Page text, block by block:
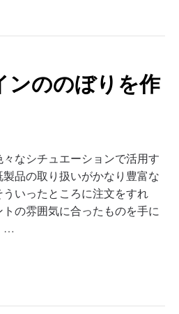
ンののぼりを作
なシチュエーションで活用す
品の取り扱いがかなり豊富な
いったところに注文をすれ
の雰囲気に合ったものを手に
…